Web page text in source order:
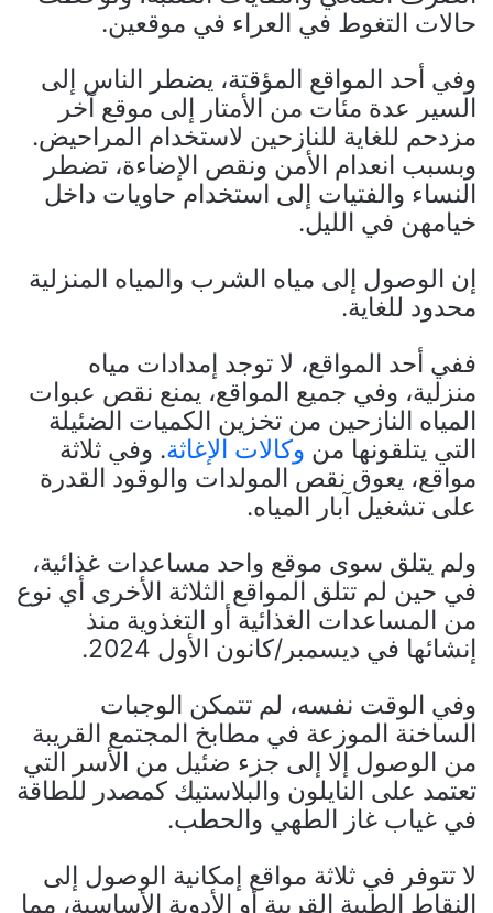
حالات التغوط في العراء في موقعين.
وفي أحد المواقع المؤقتة، يضطر الناس إلى
السير عدة مئات من الأمتار إلى موقع آخر
مزدحم للغاية للنازحين لاستخدام المراحيض.
وبسبب انعدام الأمن ونقص الإضاءة، تضطر
النساء والفتيات إلى استخدام حاويات داخل
خيامهن في الليل.
إن الوصول إلى مياه الشرب والمياه المنزلية
محدود للغاية.
ففي أحد المواقع، لا توجد إمدادات مياه
منزلية، وفي جميع المواقع، يمنع نقص عبوات
المياه النازحين من تخزين الكميات الضئيلة
التي يتلقونها من وكالات الإغاثة. وفي ثلاثة
مواقع، يعوق نقص المولدات والوقود القدرة
على تشغيل آبار المياه.
ولم يتلق سوى موقع واحد مساعدات غذائية،
في حين لم تتلق المواقع الثلاثة الأخرى أي نوع
من المساعدات الغذائية أو التغذوية منذ
إنشائها في ديسمبر/كانون الأول 2024.
وفي الوقت نفسه، لم تتمكن الوجبات
الساخنة الموزعة في مطابخ المجتمع القريبة
من الوصول إلا إلى جزء ضئيل من الأسر التي
تعتمد على النايلون والبلاستيك كمصدر للطاقة
في غياب غاز الطهي والحطب.
لا تتوفر في ثلاثة مواقع إمكانية الوصول إلى
النقاط الطبية القريبة أو الأدوية الأساسية، مما